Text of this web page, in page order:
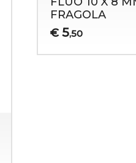
FRAGOLA
€ 5,50